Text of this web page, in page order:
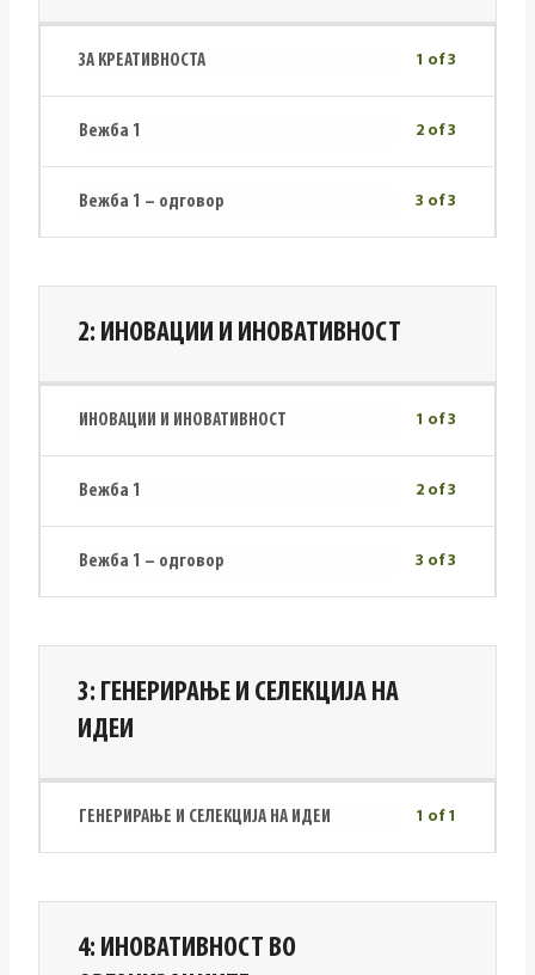
1 of 3
ЗА КРЕАТИВНОСТА
2 of 3
Вежба 1
3 of 3
Вежба 1 – одговор
2: ИНОВАЦИИ И ИНОВАТИВНОСТ
1 of 3
ИНОВАЦИИ И ИНОВАТИВНОСТ
2 of 3
Вежба 1
3 of 3
Вежба 1 – одговор
3: ГЕНЕРИРАЊЕ И СЕЛЕКЦИЈА НА
ИДЕИ
1 of 1
ГЕНЕРИРАЊЕ И СЕЛЕКЦИЈА НА ИДЕИ
4: ИНОВАТИВНОСТ ВО